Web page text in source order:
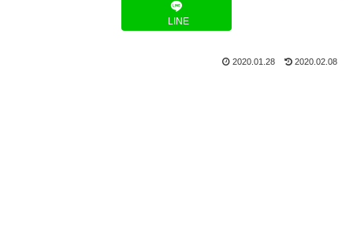
LINE
2020.01.28 2020.02.08